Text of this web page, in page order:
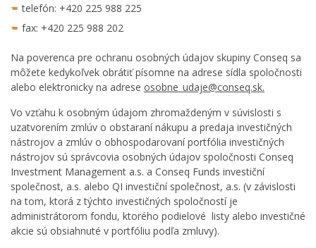
telefón: +420 225 988 225
fax: +420 225 988 202
Na poverenca pre ochranu osobných údajov skupiny Conseq sa
môžete kedykoľvek obrátiť písomne na adrese sídla spoločnosti
alebo elektronicky na adrese osobne_udaje@conseq.sk.
Vo vzťahu k osobným údajom zhromaždeným v súvislosti s
uzatvorením zmlúv o obstaraní nákupu a predaja investičných
nástrojov a zmlúv o obhospodarovaní portfólia investičných
nástrojov sú správcovia osobných údajov spoločnosti Conseq
Investment Management a.s. a Conseq Funds investiční
společnost, a.s. alebo QI investiční společnost, a.s. (v závislosti
na tom, ktorá z týchto investičných spoločností je
administrátorom fondu, ktorého podielové listy alebo investičné
akcie sú obsiahnuté v portfóliu podľa zmluvy).